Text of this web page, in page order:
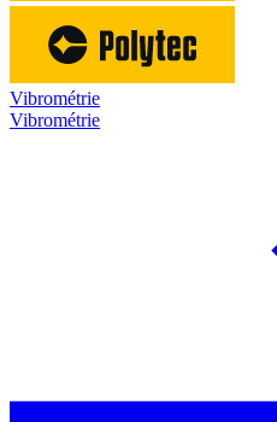
Vibrométrie
Vibrométrie